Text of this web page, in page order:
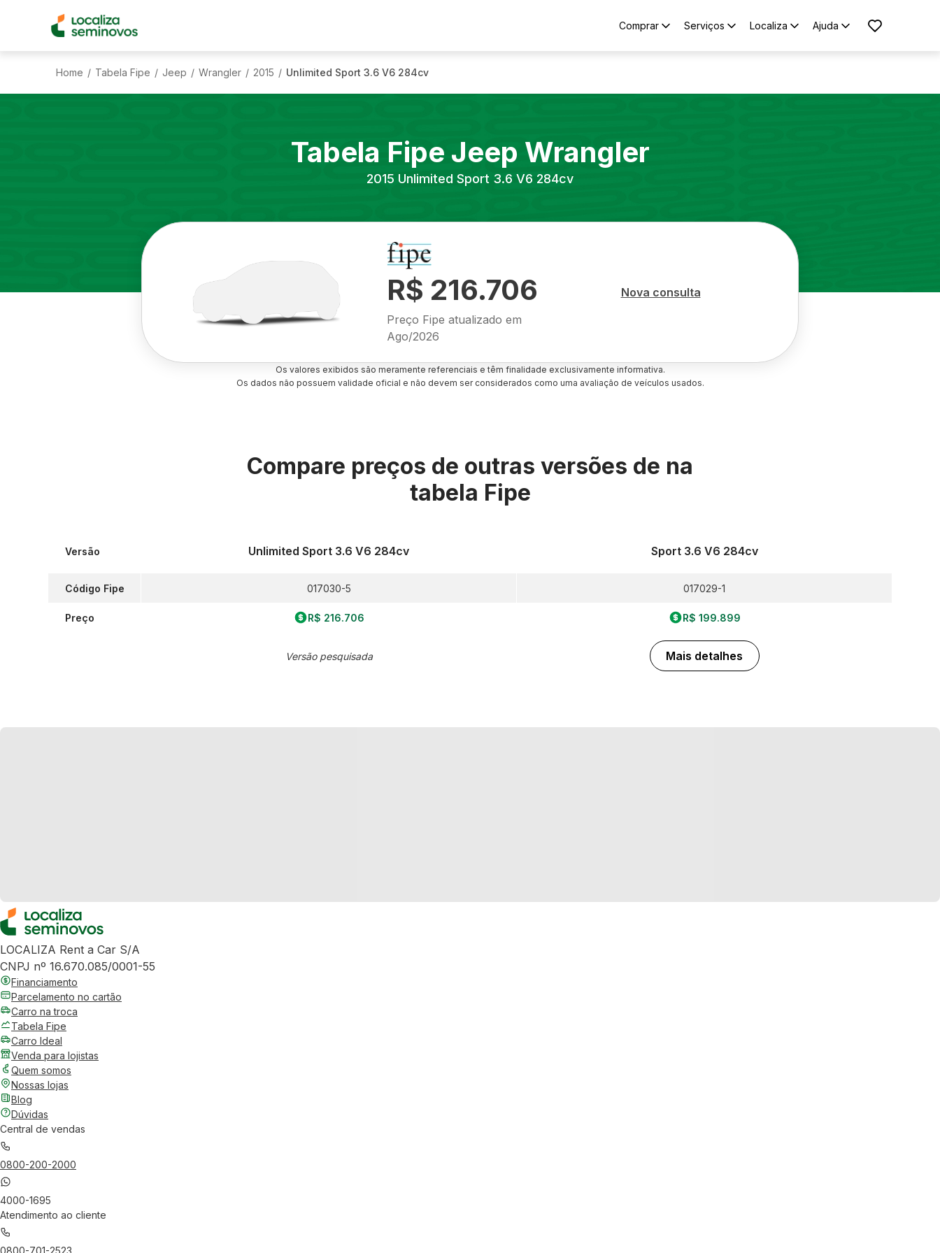
Comprar Serviços Localiza Ajuda
Home / Tabela Fipe / Jeep / Wrangler / 2015 / Unlimited Sport 3.6 V6 284cv
Tabela Fipe Jeep Wrangler
2015 Unlimited Sport 3.6 V6 284cv
R$ 216.706
Preço Fipe atualizado em
Ago/2026
Nova consulta
Os valores exibidos são meramente referenciais e têm finalidade exclusivamente informativa.
Os dados não possuem validade oficial e não devem ser considerados como uma avaliação de veículos usados.
Compare preços de outras versões de na
tabela Fipe
Versão
Código Fipe
Preço
Unlimited Sport 3.6 V6 284cv
017030-5
R$ 216.706
Versão pesquisada
Sport 3.6 V6 284cv
017029-1
R$ 199.899
Mais detalhes
LOCALIZA Rent a Car S/A
CNPJ nº 16.670.085/0001-55
Financiamento
Parcelamento no cartão
Carro na troca
Tabela Fipe
Carro Ideal
Venda para lojistas
Quem somos
Nossas lojas
Blog
Dúvidas
Central de vendas
0800-200-2000
4000-1695
Atendimento ao cliente
0800-701-2523